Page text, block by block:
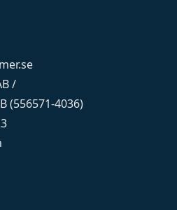
/
(556571-4036)